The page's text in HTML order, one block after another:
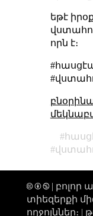
եթէ
որն է։
🅭 🅯 🄏 | բոլոր
տիեզերքի
ողջոյններ։ |